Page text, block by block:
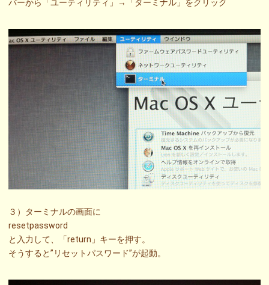
バーから「ユーティリティ」→「ターミナル」をクリック
３）ターミナルの画面に
resetpassword
と入力して、「return」キーを押す。
そうすると”リセットパスワード”が起動。